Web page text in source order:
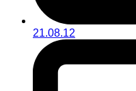
21.08.12